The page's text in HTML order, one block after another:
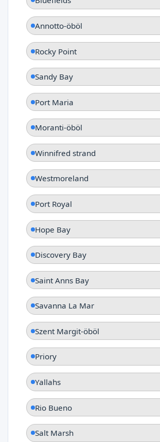
Annotto-öböl
Rocky Point
Sandy Bay
Port Maria
Moranti-öböl
Winnifred strand
Westmoreland
Port Royal
Hope Bay
Discovery Bay
Saint Anns Bay
Savanna La Mar
Szent Margit-öböl
Priory
Yallahs
Rio Bueno
Salt Marsh